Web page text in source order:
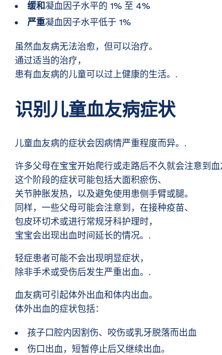
缓和凝血因子水平的 1% 至 4%
严重凝血因子水平低于 1%
虽然血友病无法治愈，但可以治疗。
通过适当的治疗，
患有血友病的儿童可以过上健康的生活。.
识别儿童血友病症状
儿童血友病的症状会因病情严重程度而异。.
许多父母在宝宝开始爬行或走路后不久就会注意到
这个阶段的症状可能包括大面积瘀伤、
关节肿胀发热，以及避免使用患侧手臂或腿。
同样，一些父母可能会注意到，在接种疫苗、
包皮环切术或进行常规牙科护理时，
宝宝会出现出血时间延长的情况。.
轻症患者可能不会出现明显症状，
除非手术或受伤后发生严重出血。.
血友病可引起体外出血和体内出血。
体外出血的症状包括：
孩子口腔内因割伤、咬伤或乳牙脱落而出血
伤口出血，短暂停止后又继续出血。